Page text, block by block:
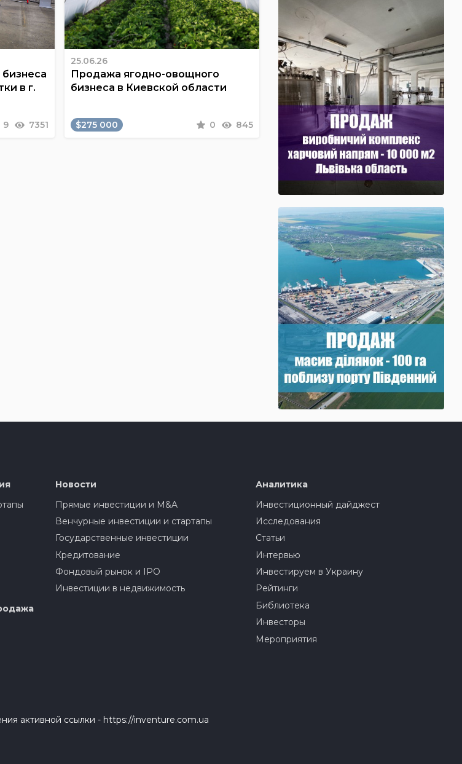
в г.
9 7351
25.06.26
Продажа ягодно-овощного
бизнеса в Киевской области
$275 000 0 845
Новости
Прямые инвестиции и M&A
Венчурные инвестиции и стартапы
Государственные инвестиции
Кредитование
Фондовый рынок и IPO
Инвестиции в недвижимость
Аналитика
Инвестиционный дайджест
Исследования
Статьи
Интервью
Инвестируем в Украину
Рейтинги
Библиотека
Инвесторы
Мероприятия
активной ссылки - https://inventure.com.ua